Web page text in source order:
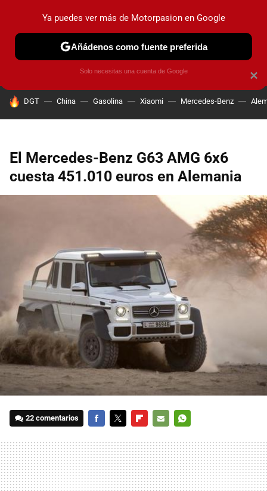
PRUEBAS COCHES ELÉCTRICOS OBSERVATORIO
HOY SE HABLA DE
DGT China Gasolina Xiaomi Mercedes-Benz
El Mercedes-Benz G63 AMG 6x6
cuesta 451.010 euros en Alemania
22 comentarios
MAIL
×
Ya puedes ver más de Motorpasion en Google
Añádenos como fuente preferida
Solo necesitas una cuenta de Google